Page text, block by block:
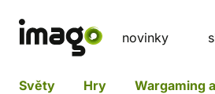
novinky
Světy Hry Wargaming